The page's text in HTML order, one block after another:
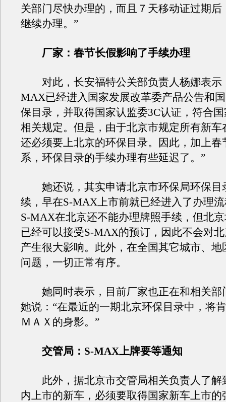
关部门尽快办理的，而且７天移动证过期后
继续办理。”
厂家：春节长假影响了手续办理
对此，长安福特公关部负责人杨娜表示
MAX已经进入国家发展改革委产品公告和
保目录，并取得国家认监委3C认证，符合
相关规定。但是，由于北京市规定所有新车
还必须要上北京的环保目录。因此，加上春
系，环保目录的手续办理有些延迟了。”
她还说，其实申请北京市环保局环保目
续，早在S-MAX上市前就已经进入了办理
S-MAX在北京还不能办理牌照手续，但北
已经可以接受S-MAX的预订，因此不会对
产生很大影响。此外，在全国其它城市、地
问题，一切正常有序。
她同时表示，目前厂家也正在和相关部
她说：“在最近的一期北京环保目录中，将
ＭＡＸ的身影。”
交管局：S-MAX上牌要等通知
此外，据北京市交管局相关负责人了解
内上市的新车，必须要取得国家新车上市的